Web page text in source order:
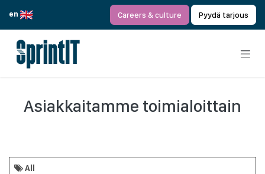
en
Careers & culture Pyydä tarjous
Asiakkaitamme toimialoittain
All